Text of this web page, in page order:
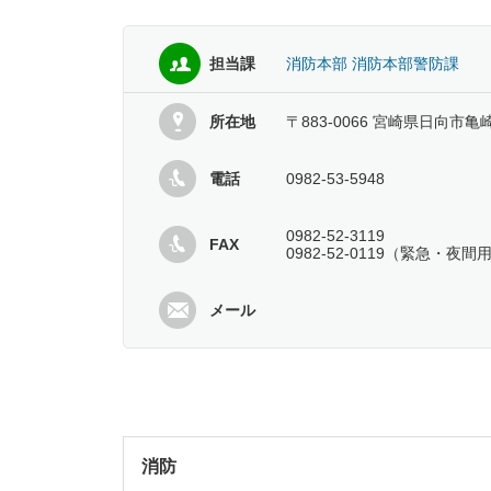
担当課 消防本部 消防本部警防課
所在地 〒883-0066 宮崎県日向市亀
電話 0982-53-5948
FAX
0982-52-3119
0982-52-0119（緊急・夜間用
メール
消防